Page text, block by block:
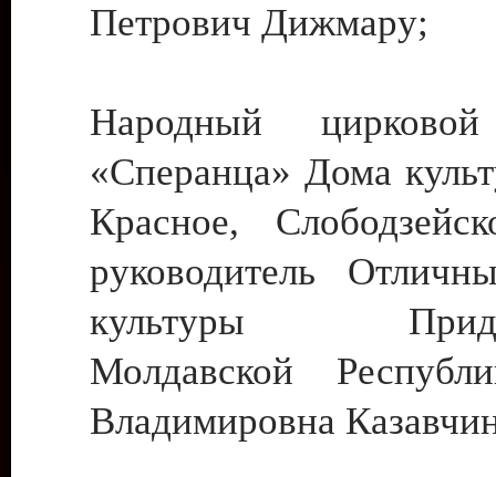
Петрович Дижмару;
Народный цирковой
«Сперанца» Дома
Красное,
руководитель
культуры
Молдавской
Владимировна